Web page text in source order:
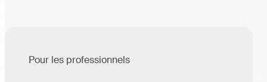
Pour les professionnels